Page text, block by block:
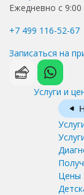
Ежедневно с 9:00
+7 499 116-52-67
Записаться на
Услуги и
Цены